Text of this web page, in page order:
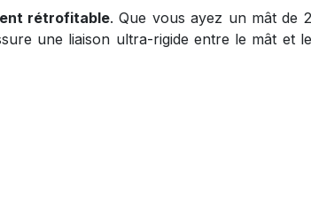
rétrofitable. Que vous ayez un mât de
une liaison ultra-rigide entre le mât et